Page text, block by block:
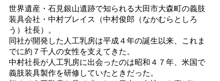
世界遺産・石見銀山遺跡で知られる大田市大森町の義肢
装具会社・中村ブレイス（中村俊郎（なかむらとしろ
う）社長）。
同社が開発した人工乳房は平成４年の誕生以来、これま
でに約７千人の女性を支えてきた。
中村社長が人工乳房に出会ったのは昭和４７年、米国で
義肢装具製作を研修していたときだった。